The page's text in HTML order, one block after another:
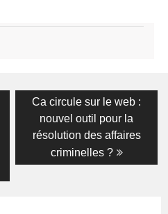
Next
post:
Ca circule sur le web :
nouvel outil pour la
résolution des affaires
criminelles ?